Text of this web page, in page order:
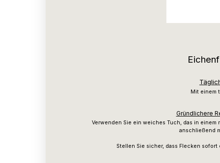
Mit einem
Gründlichere
Verwenden Sie ein weiches Tuch, das in
anschließend
Stellen Sie sicher, dass Flecken